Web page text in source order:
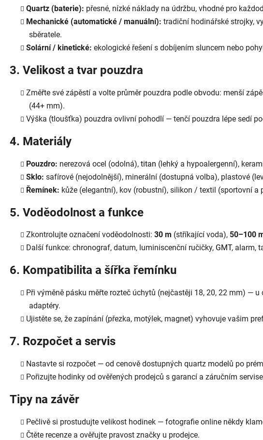
Quartz (baterie): přesné, nízké náklady na údržbu, vhodné pro
Mechanické (automatické / manuální): tradiční hodinářské strojky,
sběratele.
Solární / kinetické: ekologické řešení s dobíjením sluncem nebo
3. Velikost a tvar pouzdra
Změřte své zápěstí a volte průměr pouzdra podle obvodu: menší
(44+ mm).
Výška (tloušťka) pouzdra ovlivní pohodlí — tenčí pouzdra lépe sedí
4. Materiály
Pouzdro: nerezová ocel (odolná), titan (lehký a hypoalergenní),
Sklo: safírové (nejodolnější), minerální (dostupná volba), plastové
Řemínek: kůže (elegantní), kov (robustní), silikon / textil (sportovní a
5. Voděodolnost a funkce
Zkontrolujte označení voděodolnosti: 30 m (stříkající voda), 50–100
Další funkce: chronograf, datum, luminiscenční ručičky, GMT, alarm,
6. Kompatibilita a šířka řemínku
Při výměně pásku měřte rozteč úchytů (nejčastěji 18, 20, 22 mm) —
adaptéry.
Ujistěte se, že zapínání (přezka, motýlek, magnet) vyhovuje vašim
7. Rozpočet a servis
Nastavte si rozpočet — od cenově dostupných quartz modelů po
Pořizujte hodinky od ověřených prodejců s garancí a záručním
Tipy na závěr
Pečlivě si prostudujte velikost hodinek — fotografie online někdy
Čtěte recenze a ověřujte pravost značky u prodejce.